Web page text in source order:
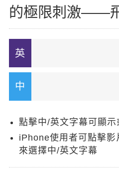
基礎字彙
情境閱讀
新聞英文
Let's Talk
西班牙語
企業訓練
的極限刺激——
點擊中/英文字幕可顯示
iPhone使用者可點擊
來選擇中/英文字幕